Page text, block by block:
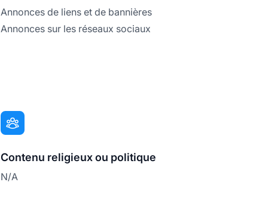
Annonces de liens et de bannières
Annonces sur les réseaux sociaux
Contenu religieux ou politique
N/A